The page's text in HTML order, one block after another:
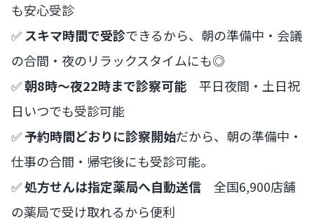
も安心受診
✅スキマ時間で受診できるから、朝の準備中・会議
の合間・夜のリラックスタイムにも◎
✅朝8時〜夜22時まで診察可能 平日夜間・土日祝
日いつでも受診可能
✅予約時間どおりに診察開始だから、朝の準備中・
仕事の合間・帰宅後にも受診可能。
✅処方せんは指定薬局へ自動送信 全国6,900店舗
の薬局で受け取れるから便利